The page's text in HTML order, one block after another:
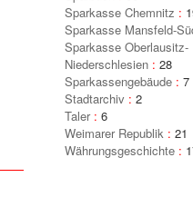
Sparkasse Chemnitz :
Sparkasse Mansfeld-
Sparkasse Oberlausitz-
Niederschlesien: 28
Sparkassengebäude: 7
Stadtarchiv : 2
Taler: 6
Weimarer Republik: 21
Währungsgeschichte: